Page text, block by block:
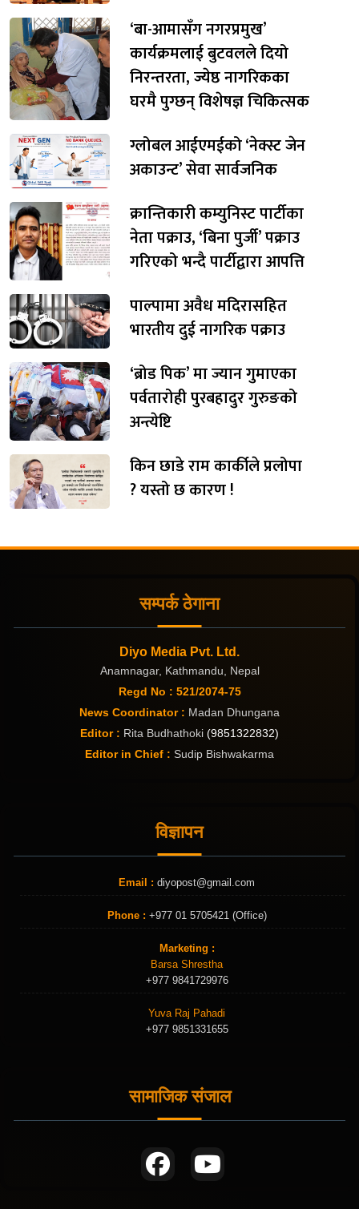
‘बा-आमासँग नगरप्रमुख’
कार्यक्रमलाई बुटवलले दियो
निरन्तरता, ज्येष्ठ नागरिकका
घरमै पुग्छन् विशेषज्ञ चिकित्सक
ग्लोबल आईएमईको ‘नेक्स्ट जेन
अकाउन्ट’ सेवा सार्वजनिक
क्रान्तिकारी कम्युनिस्ट पार्टीका
नेता पक्राउ, ‘बिना पुर्जी’ पक्राउ
गरिएको भन्दै पार्टीद्वारा आपत्ति
पाल्पामा अवैध मदिरासहित
भारतीय दुई नागरिक पक्राउ
‘ब्रोड पिक’ मा ज्यान गुमाएका
पर्वतारोही पुरबहादुर गुरुङको
अन्त्येष्टि
किन छाडे राम कार्कीले प्रलोपा
? यस्तो छ कारण !
सम्पर्क ठेगाना
Diyo Media Pvt. Ltd.
Anamnagar, Kathmandu, Nepal
Regd No : 521/2074-75
News Coordinator : Madan Dhungana
Editor : Rita Budhathoki (9851322832)
Editor in Chief : Sudip Bishwakarma
विज्ञापन
Email : diyopost@gmail.com
Phone : +977 01 5705421 (Office)
Marketing :
Barsa Shrestha
+977 9841729976
Yuva Raj Pahadi
+977 9851331655
सामाजिक संजाल